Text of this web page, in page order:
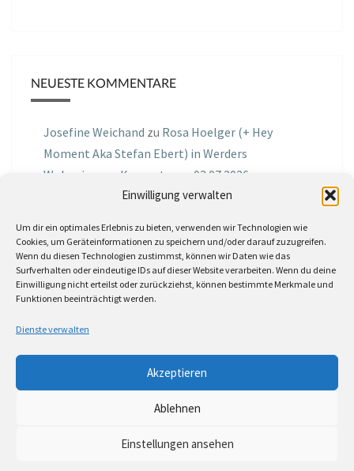
Einwilligung verwalten
Um dir ein optimales Erlebnis zu bieten, verwenden wir Technologien wie
Cookies, um Geräteinformationen zu speichern und/oder darauf zuzugreifen.
Wenn du diesen Technologien zustimmst, können wir Daten wie das
Surfverhalten oder eindeutige IDs auf dieser Website verarbeiten. Wenn du deine
Einwilligung nicht erteilst oder zurückziehst, können bestimmte Merkmale und
Funktionen beeinträchtigt werden.
Dienste verwalten
Akzeptieren
Ablehnen
Einstellungen ansehen
NEUESTE KOMMENTARE
Josefine Weichand zu Rosa Hoelger (+ Hey
Moment Aka Stefan Ebert) in Werders
Wohnzimmer Konzerte am 03.07.2026
Podcast Nr.01 vom 08.09.2025 mit Joe Astray
MIRI IN THE GREENzuMiri in the Green in der
Hemingway Lounge, am 30.05.2026
MollezuInterview mit dem Vinylexpress zum
8ten Vinylflohmarkt am 16.05.2026